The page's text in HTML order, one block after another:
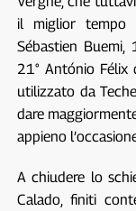
il miglior tempo
Sébastien Buemi,
21° António Félix
utilizzato da
dare
appieno
A chiudere lo
Calado, finiti